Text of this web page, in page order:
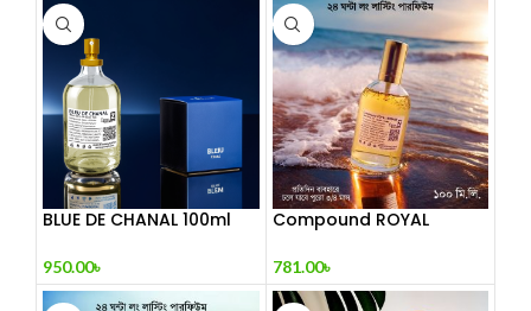
BLUE DE CHANAL 100ml
950.00৳
Compound ROYAL
Treasure 100 mL
781.00৳